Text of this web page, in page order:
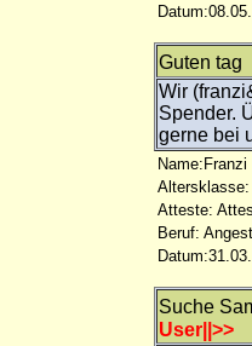
Guten tag
Wir
Spender.
gerne bei
Name:Franzi
Altersklasse:
Atteste:
Beruf:
Suche
User||>>